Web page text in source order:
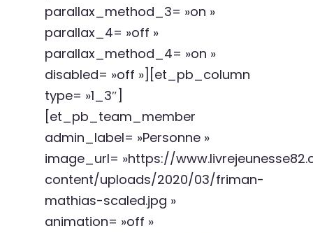
parallax_method_3= »on »
parallax_4= »off »
parallax_method_4= »on »
disabled= »off »][et_pb_column
type= »1_3″]
[et_pb_team_member
admin_label= »Personne »
image_url= »https://
content/uploads/2020/03/friman-
mathias-scaled.jpg »
animation= »off »